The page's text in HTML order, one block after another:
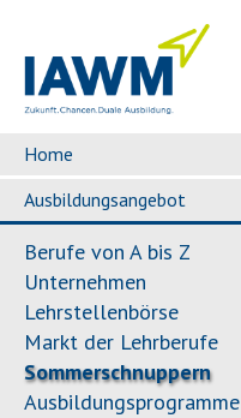
Home
Ausbildungsangebot
Berufe von A bis Z
Unternehmen
Lehrstellenbörse
Markt der Lehrberufe
Sommerschnuppern
Ausbildungsprogramme